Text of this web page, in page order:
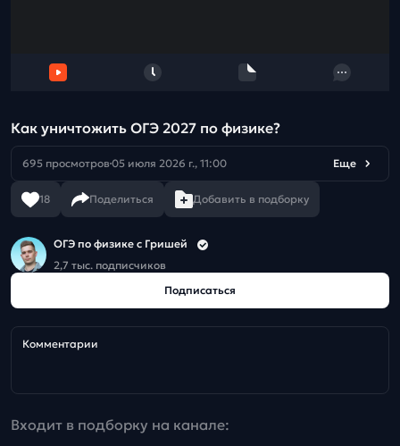
Как уничтожить ОГЭ 2027 по физике?
695 просмотров 05 июля 2026 г., 11:00 Еще
18 Поделиться Добавить в подборку
ОГЭ по физике с Гришей
2,7 тыс. подписчиков
Подписаться
Комментарии
Входит в подборку на канале: